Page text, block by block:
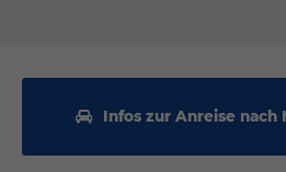
Infos zur Anreise nach